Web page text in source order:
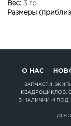
Вес: 3 гр.
Размеры
О НАС
ЗАПЧАСТИ,
КВАДРОЦИКЛОВ,
В НАЛИЧИИ И ПОД